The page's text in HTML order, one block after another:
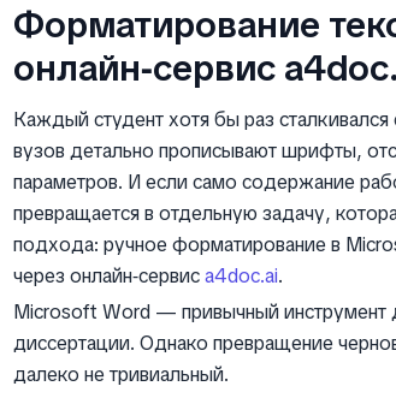
Форматирование
онлайн‑сервис
Каждый студент хотя бы раз
вузов детально прописывают шрифты,
параметров. И если само содержание
превращается в отдельную задачу,
подхода: ручное форматирование в
через онлайн‑сервисa4doc.ai.
Microsoft Word — привычный инструмент
диссертации. Однако превращение
далеко не тривиальный.